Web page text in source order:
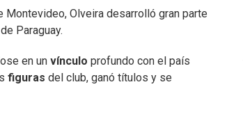
Montevideo, Olveira desarrolló gran parte
de Paraguay.
en un vínculo profundo con el país
figuras del club, ganó títulos y se